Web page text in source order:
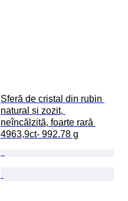
Sferă de cristal din rubin
natural și zozit,
neîncălzită, foarte rară
4963,9ct- 992.78 g